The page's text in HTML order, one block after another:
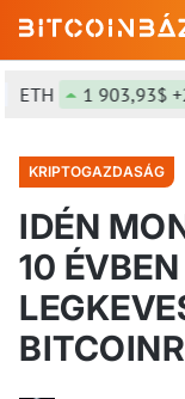
1 903,93$
KRIPTOGAZDASÁG
IDÉN
10 ÉVBEN